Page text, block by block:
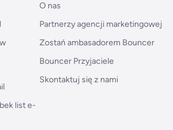
list e-
O nas
Partnerzy agencji marketingowej
Zostań ambasadorem Bouncer
Bouncer Przyjaciele
Skontaktuj się z nami